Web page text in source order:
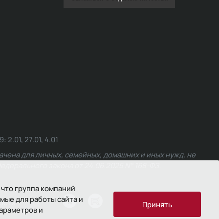
группа компаний
для работы сайта и
и
Принять
27.01, 4.01
для личных, семейных, домашних и иных нужд, не